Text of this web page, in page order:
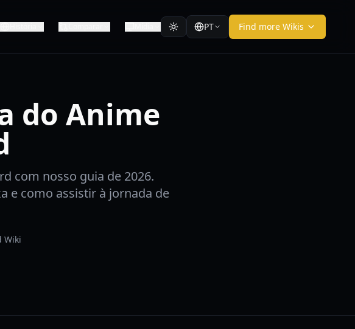
PT Find more Wikis
do Anime
com nosso guia de 2026.
e como assistir à jornada de
Wiki